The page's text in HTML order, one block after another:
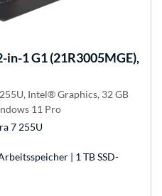
in-1 G1 (21R3005MGE),
Intel® Graphics, 32 GB
11 Pro
7 255U
| 1 TB SSD-